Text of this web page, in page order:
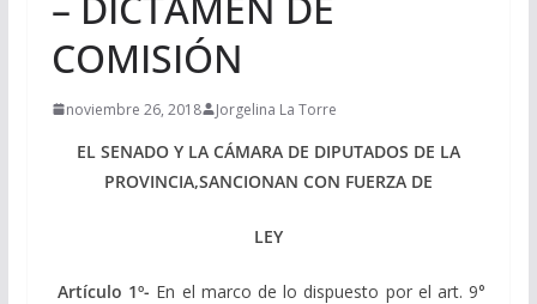
COMISIÓN
noviembre 26, 2018 Jorgelina La Torre
EL SENADO Y LA CÁMARA DE DIPUTADOS DE LA
PROVINCIA,SANCIONAN CON FUERZA DE
LEY
Artículo 1º- En el marco de lo dispuesto por el art. 9°